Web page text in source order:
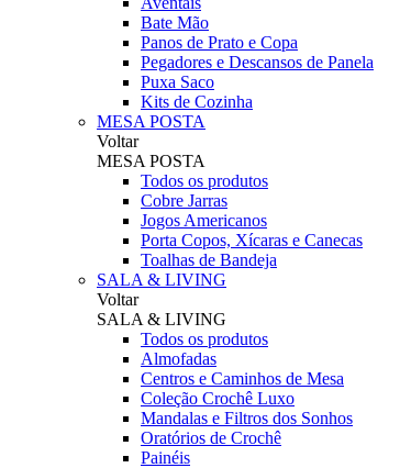
Bate Mão
Panos de Prato e Copa
Pegadores e Descansos de Panela
Puxa Saco
Kits de Cozinha
MESA POSTA
Voltar
MESA POSTA
Todos os produtos
Cobre Jarras
Jogos Americanos
Porta Copos, Xícaras e Canecas
Toalhas de Bandeja
SALA & LIVING
Voltar
SALA & LIVING
Todos os produtos
Almofadas
Centros e Caminhos de Mesa
Coleção Crochê Luxo
Mandalas e Filtros dos Sonhos
Oratórios de Crochê
Painéis